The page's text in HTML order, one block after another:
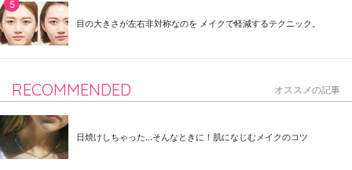
目の大きさが左右非対称なのを メイクで軽減するテクニック。
RECOMMENDED オススメの記事
日焼けしちゃった...そんなときに！肌になじむメイクのコツ